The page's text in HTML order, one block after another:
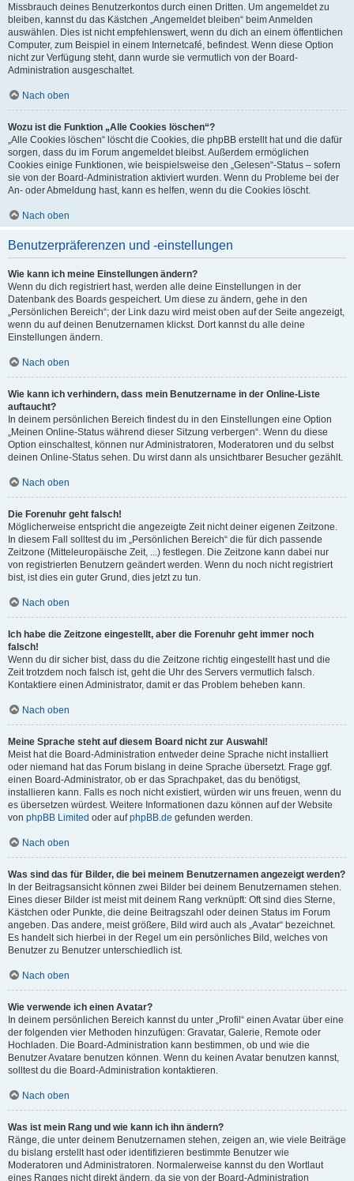
Missbrauch deines Benutzerkontos durch einen Dritten. Um angemeldet zu
bleiben, kannst du das Kästchen „Angemeldet bleiben“ beim Anmelden
auswählen. Dies ist nicht empfehlenswert, wenn du dich an einem öffentlichen
Computer, zum Beispiel in einem Internetcafé, befindest. Wenn diese Option
nicht zur Verfügung steht, dann wurde sie vermutlich von der Board-
Administration ausgeschaltet.
Nach oben
Wozu ist die Funktion „Alle Cookies löschen“?
„Alle Cookies löschen“ löscht die Cookies, die phpBB erstellt hat und die dafür
sorgen, dass du im Forum angemeldet bleibst. Außerdem ermöglichen
Cookies einige Funktionen, wie beispielsweise den „Gelesen“-Status – sofern
sie von der Board-Administration aktiviert wurden. Wenn du Probleme bei der
An- oder Abmeldung hast, kann es helfen, wenn du die Cookies löscht.
Nach oben
Benutzerpräferenzen und -einstellungen
Wie kann ich meine Einstellungen ändern?
Wenn du dich registriert hast, werden alle deine Einstellungen in der
Datenbank des Boards gespeichert. Um diese zu ändern, gehe in den
„Persönlichen Bereich“; der Link dazu wird meist oben auf der Seite angezeigt,
wenn du auf deinen Benutzernamen klickst. Dort kannst du alle deine
Einstellungen ändern.
Nach oben
Wie kann ich verhindern, dass mein Benutzername in der Online-Liste
auftaucht?
In deinem persönlichen Bereich findest du in den Einstellungen eine Option
„Meinen Online-Status während dieser Sitzung verbergen“. Wenn du diese
Option einschaltest, können nur Administratoren, Moderatoren und du selbst
deinen Online-Status sehen. Du wirst dann als unsichtbarer Besucher gezählt.
Nach oben
Die Forenuhr geht falsch!
Möglicherweise entspricht die angezeigte Zeit nicht deiner eigenen Zeitzone.
In diesem Fall solltest du im „Persönlichen Bereich“ die für dich passende
Zeitzone (Mitteleuropäische Zeit, ...) festlegen. Die Zeitzone kann dabei nur
von registrierten Benutzern geändert werden. Wenn du noch nicht registriert
bist, ist dies ein guter Grund, dies jetzt zu tun.
Nach oben
Ich habe die Zeitzone eingestellt, aber die Forenuhr geht immer noch
falsch!
Wenn du dir sicher bist, dass du die Zeitzone richtig eingestellt hast und die
Zeit trotzdem noch falsch ist, geht die Uhr des Servers vermutlich falsch.
Kontaktiere einen Administrator, damit er das Problem beheben kann.
Nach oben
Meine Sprache steht auf diesem Board nicht zur Auswahl!
Meist hat die Board-Administration entweder deine Sprache nicht installiert
oder niemand hat das Forum bislang in deine Sprache übersetzt. Frage ggf.
einen Board-Administrator, ob er das Sprachpaket, das du benötigst,
installieren kann. Falls es noch nicht existiert, würden wir uns freuen, wenn du
es übersetzen würdest. Weitere Informationen dazu können auf der Website
von phpBB Limited oder aufphpBB.de gefunden werden.
Nach oben
Was sind das für Bilder, die bei meinem Benutzernamen angezeigt werden?
In der Beitragsansicht können zwei Bilder bei deinem Benutzernamen stehen.
Eines dieser Bilder ist meist mit deinem Rang verknüpft: Oft sind dies Sterne,
Kästchen oder Punkte, die deine Beitragszahl oder deinen Status im Forum
angeben. Das andere, meist größere, Bild wird auch als „Avatar“ bezeichnet.
Es handelt sich hierbei in der Regel um ein persönliches Bild, welches von
Benutzer zu Benutzer unterschiedlich ist.
Nach oben
Wie verwende ich einen Avatar?
In deinem persönlichen Bereich kannst du unter „Profil“ einen Avatar über eine
der folgenden vier Methoden hinzufügen: Gravatar, Galerie, Remote oder
Hochladen. Die Board-Administration kann bestimmen, ob und wie die
Benutzer Avatare benutzen können. Wenn du keinen Avatar benutzen kannst,
solltest du die Board-Administration kontaktieren.
Nach oben
Was ist mein Rang und wie kann ich ihn ändern?
Ränge, die unter deinem Benutzernamen stehen, zeigen an, wie viele Beiträge
du bislang erstellt hast oder identifizieren bestimmte Benutzer wie
Moderatoren und Administratoren. Normalerweise kannst du den Wortlaut
eines Ranges nicht direkt ändern, da sie von der Board-Administration